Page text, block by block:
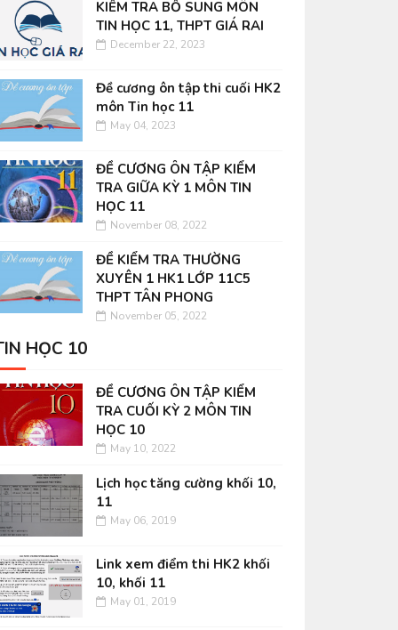
KIỂM TRA BỔ SUNG MÔN
TIN HỌC 11, THPT GIÁ RAI
December 22, 2023
Đề cương ôn tập thi cuối HK2
môn Tin học 11
May 04, 2023
ĐỀ CƯƠNG ÔN TẬP KIỂM
TRA GIỮA KỲ 1 MÔN TIN
HỌC 11
November 08, 2022
ĐỀ KIỂM TRA THƯỜNG
XUYÊN 1 HK1 LỚP 11C5
THPT TÂN PHONG
November 05, 2022
HỌC 10
ĐỀ CƯƠNG ÔN TẬP KIỂM
TRA CUỐI KỲ 2 MÔN TIN
HỌC 10
May 10, 2022
Lịch học tăng cường khối 10,
11
May 06, 2019
Link xem điểm thi HK2 khối
10, khối 11
May 01, 2019